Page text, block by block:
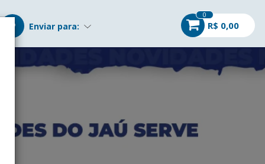
Enviar para:
0
R$ 0,00